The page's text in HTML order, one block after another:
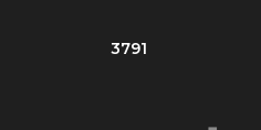
3791